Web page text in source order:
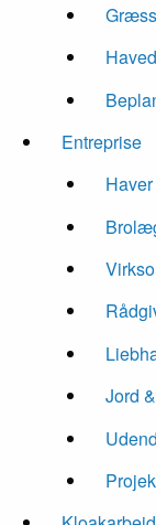
Entreprise
Jord